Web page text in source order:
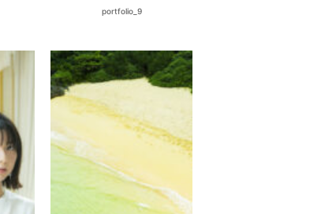
portfolio_9